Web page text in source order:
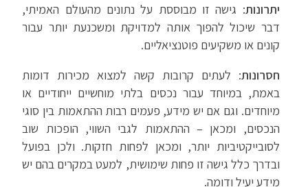
יתרונות: גישה זו מבוססת על נתונים מהעולם האמיתי,
דבר שיכול להפוך אותה למדויקת ומשכנעת יותר עבור
קונים או משקיעים פוטנציאליים.
חסרונות: לעתים קרובות קשה למצוא מכירות דומות
באמת, במיוחד עבור נכסים בלתי מוחשיים ייחודיים או
מיוחדים. וגם אם יש מידע, פעמים רבות ההתאמות בין סוגי
הנכסים, ומכאן – ההתאמות לגבי השווי, הופכות שוב
לסובייקטיביות יותר, ומכאן לפחות חזקות. ולכן בפועל
ובדרך כלל גישה זו פחות שימושית, למעט במקרים בהם יש
מידע יעיל ודומה.